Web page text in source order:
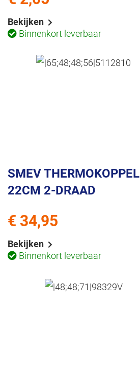
Bekijken
Binnenkort leverbaar
SMEV THERMOKOPPEL
22CM 2-DRAAD
Bekijken
Binnenkort leverbaar
€ 34,95